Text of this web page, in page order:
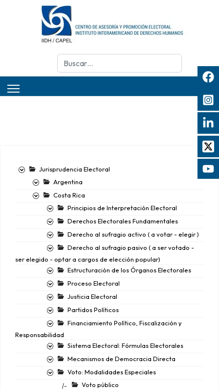
Buscar
Jurisprudencia Electoral
Argentina
Costa Rica
Principios de Interpretación Electoral
Derechos Electorales Fundamentales
Derecho al sufragio activo ( a votar - elegir )
Derecho al sufragio pasivo ( a ser votado -
ser elegido - optar a cargos de elección popular)
Estructuración de los Órganos Electorales
Proceso Electoral
Justicia Electoral
Partidos Políticos
Financiamiento Político, Fiscalización y
Responsabilidad
Sistema Electoral: Fórmulas Electorales
Mecanismos de Democracia Directa
Voto: Modalidades Especiales
|-
Voto público